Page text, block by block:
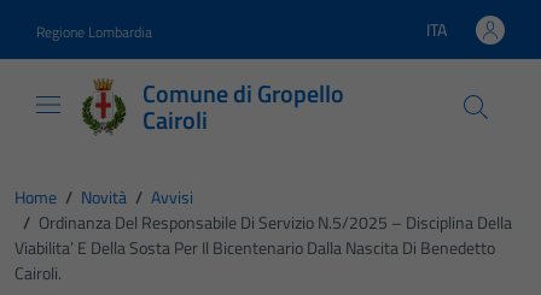
Regione Lombardia Lingua attiva:
ITA
Comune di Gropello
Cairoli
Home / Novità / Avvisi
/ Ordinanza Del Responsabile Di Servizio N.5/2025 – Disciplina Della
Viabilita’ E Della Sosta Per Il Bicentenario Dalla Nascita Di Benedetto
Cairoli.